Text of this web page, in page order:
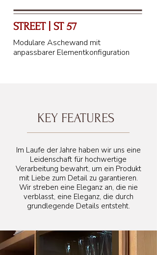
STREET | ST 57
Modulare Aschewand mit
anpassbarer Elementkonfiguration
KEY FEATURES
Im Laufe der Jahre haben wir uns eine
Leidenschaft für hochwertige
Verarbeitung bewahrt, um ein Produkt
mit Liebe zum Detail zu garantieren.
Wir streben eine Eleganz an, die nie
verblasst, eine Eleganz, die durch
grundlegende Details entsteht.